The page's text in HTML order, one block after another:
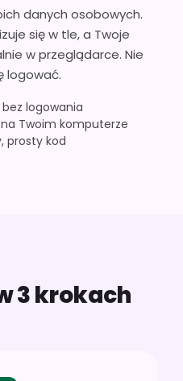
danych osobowych.
się w tle, a Twoje
w przeglądarce. Nie
logować.
logowania
Twoim komputerze
prosty kod
3 krokach